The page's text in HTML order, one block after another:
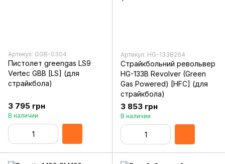
Артикул: GGB-0304
Пистолет greengas LS9
Vertec GBB [LS] (для
страйкбола)
3 795 грн
В наличии
Артикул: HG-133B264
Страйкбольний револьвер
HG-133B Revolver (Green
Gas Powered) [HFC] (для
страйкбола)
3 853 грн
В наличии